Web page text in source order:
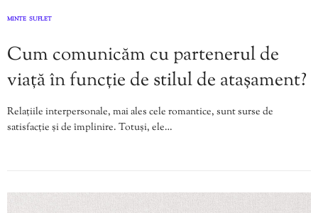
MINTE SUFLET
Cum comunicăm cu partenerul de
viață în funcție de stilul de atașament?
Relațiile interpersonale, mai ales cele romantice, sunt surse de
satisfacție și de împlinire. Totuși, ele…